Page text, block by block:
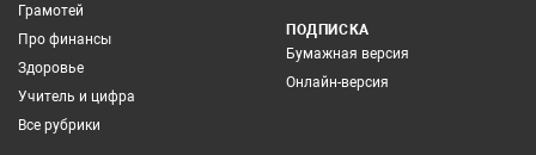
Грамотей
Про финансы
Здоровье
Учитель и цифра
Все рубрики
ПОДПИСКА
Бумажная версия
Онлайн-версия